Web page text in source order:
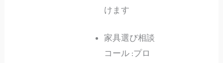
けます
家具選び相談
コール :プロ